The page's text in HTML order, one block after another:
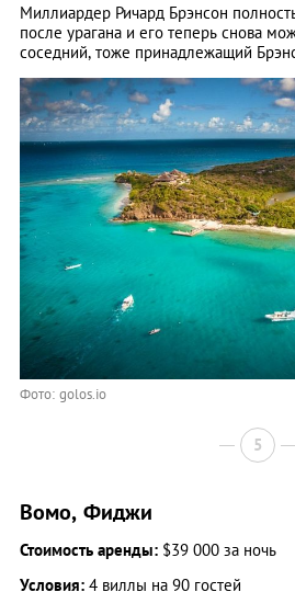
Миллиардер Ричард Брэнсон
после урагана и его теперь снова
соседний, тоже принадлежащий
Фото: golos.io
5
Вомо, Фиджи
Стоимость аренды: $39 000 за ночь
Условия: 4 виллы на 90 гостей